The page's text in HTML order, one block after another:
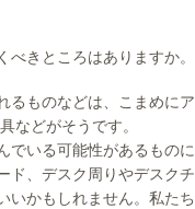
きところはありますか。
るものなどは、こまめに
などがそうです。
いる可能性があるものに
、デスク周りやデスク
かもしれません。私た